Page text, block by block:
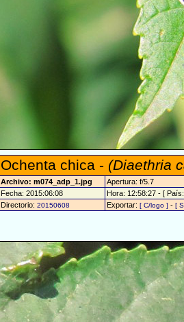
Ochenta chica - (Diaethria
Archivo: m074_adp_1.jpg
Apertura: f/5.7
Fecha: 2015:06:08
Hora: 12:58:27 - [
Directorio: 20150608 Exportar: [ C/logo ] - [